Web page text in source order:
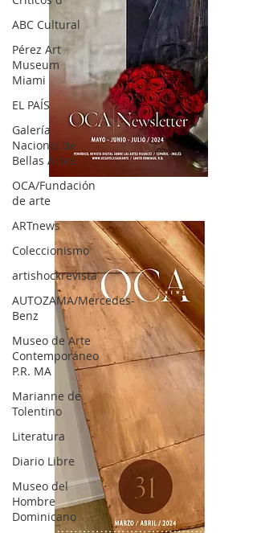
ABC Cultural
Pérez Art
Museum
Miami
EL PAÍS
Galería
Nacional de
Bellas Artes
OCA/Fundación
de arte
ARTnews
Coleccionismo
artishockrevista
AUTOZAMA/Mercedes-
Benz
Museo de Arte
Contemporáneo
P.R. MA
Marianne de
Tolentino
Literatura
Diario Libre
Museo del
Hombre
Dominicano
OCA|News 32/ Mayo-Junio-Julio, 2023